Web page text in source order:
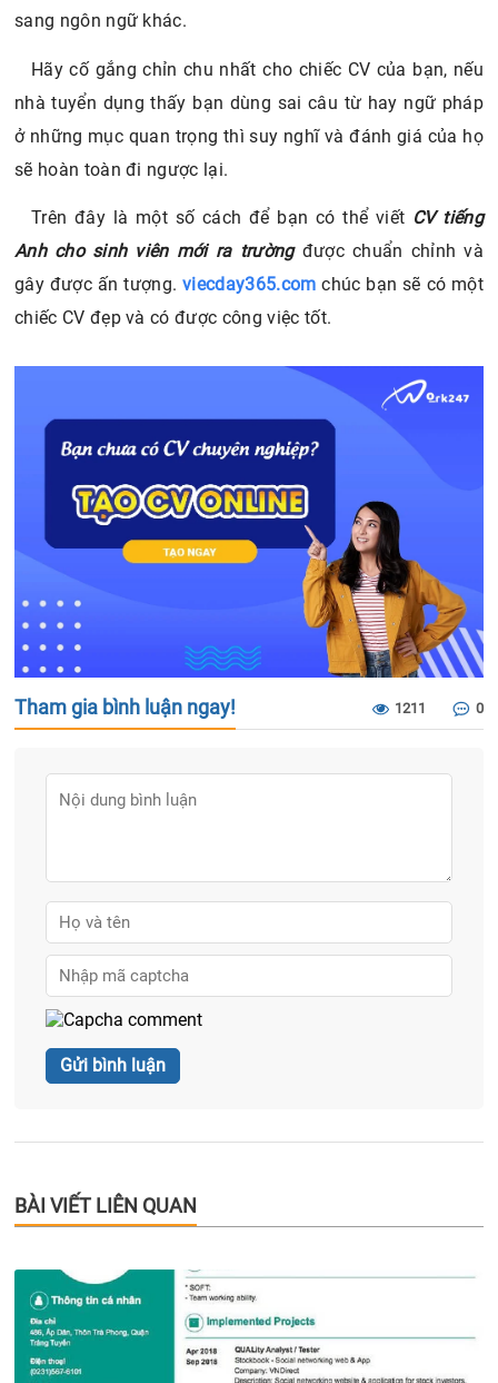
sang ngôn ngữ khác.
Hãy cố gắng chỉn chu nhất cho chiếc CV của bạn, nếu
nhà tuyển dụng thấy bạn dùng sai câu từ hay ngữ pháp
ở những mục quan trọng thì suy nghĩ và đánh giá của họ
sẽ hoàn toàn đi ngược lại.
Trên đây là một số cách để bạn có thể viết CV tiếng
Anh cho sinh viên mới ra trườngđược chuẩn chỉnh và
gây được ấn tượng.viecday365.com chúc bạn sẽ có một
chiếc CV đẹp và có được công việc tốt.
Tham gia bình luận ngay! 1211 0
BÀI VIẾT LIÊN QUAN